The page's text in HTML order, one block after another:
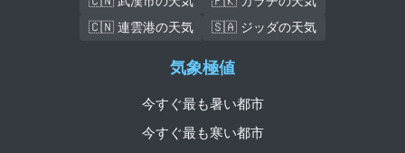
🇨🇳 連雲港の天気
🇸🇦 ジッダの天気
気象極値
今すぐ最も暑い都市
今すぐ最も寒い都市